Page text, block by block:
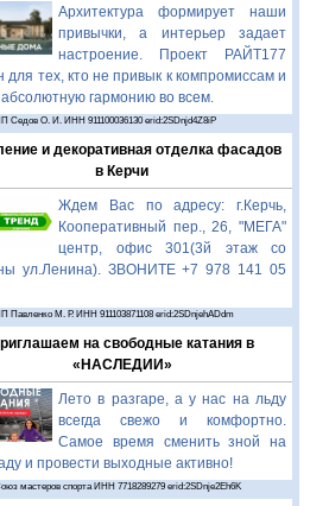
Архитектура формирует наши
привычки, а интерьер задает
настроение. Проект РАЙТ177
для тех, кто не привык к компромиссам и
гармонию во всем.
Седов О. И. ИНН 911100036130 erid:2SDnjd4Z8iP
и декоративная отделка фасадов
в Керчи
Ждем Вас по адресу: г.Керчь,
Кооперативный пер., 26, "МЕГА"
центр, офис 301(3й этаж со
ул.Ленина). ЗВОНИТЕ +7 978 141 05
Павленко М. Р. ИНН 911103871108 erid:2SDnjehADdm
на свободные катания в
«НАСЛЕДИИ»
Лето в разгаре, а у нас на льду
всегда свежо и комфортно.
Самое время сменить зной на
и провести выходные активно!
мастеров спорта ИНН 7718289279 erid:2SDnje2Eh6K